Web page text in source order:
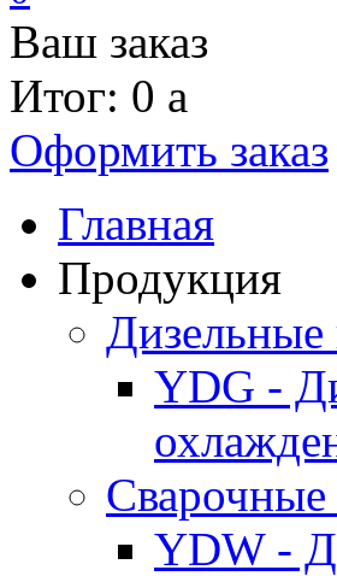
Ваш заказ
Итог: 0 a
Оформить заказ
Главная
Продукция
Дизельные
YDG -
YDW -